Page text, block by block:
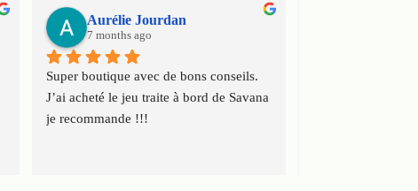
Aurélie Jourdan
7 months ago
Super boutique avec de bons conseils.
J’ai acheté le jeu traite à bord de Savana
je recommande !!!